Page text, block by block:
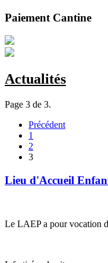
Paiement Cantine
Actualités
Page 3 de 3.
Précédent
1
2
3
Lieu d'Accueil
Le LAEP a pour vocation